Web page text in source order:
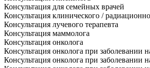
Консультация для семейных врачей
Консультация клинического /
Консультация лучевого терапевта
Консультация маммолога
Консультация онколога
Консультация онколога при заболевании
Консультация онколога при заболевании